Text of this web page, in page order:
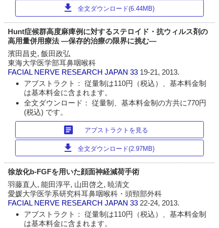
download 全文ダウンロード(6.44MB)
Hunt症候群高度麻痺例に対するステロイド・抗ウィルス剤の
高用量併用療法 ―保存的治療の限界に挑む―
濱田昌史, 飯田政弘
東海大学医学部耳鼻咽喉科
FACIAL NERVE RESEARCH JAPAN 33 19-21, 2013.
アブストラクト： 従量制は110円（税込）、基本料金制
は基本料金に含まれます。
全文ダウンロード： 従量制、基本料金制の方共に770円
(税込) です。
article アブストラクトを見る
download 全文ダウンロード(2.97MB)
徐放化b-FGFを用いた顔面神経減荷手術
羽藤直人, 能田淳平, 山田啓之, 暁清文
愛媛大学医学系研究科耳鼻咽喉科・頭頸部外科
FACIAL NERVE RESEARCH JAPAN 33 22-24, 2013.
アブストラクト： 従量制は110円（税込）、基本料金制
は基本料金に含まれます。